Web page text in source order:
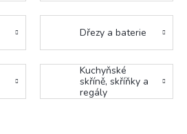
Dřezy a baterie
Kuchyňské
skříně, skříňky a
regály